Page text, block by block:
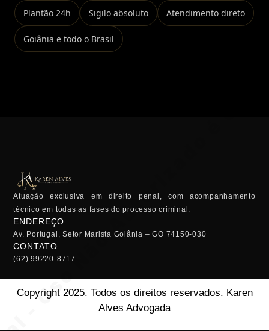
Plantão 24h Sigilo absoluto Atendimento direto
Goiânia e todo o Brasil
Atuação exclusiva em direito penal, com acompanhamento
técnico em todas as fases do processo criminal.
ENDEREÇO
Av. Portugal, Setor Marista Goiânia – GO 74150-030
CONTATO
(62) 99220-8717
Copyright 2025. Todos os direitos reservados. Karen
Alves Advogada